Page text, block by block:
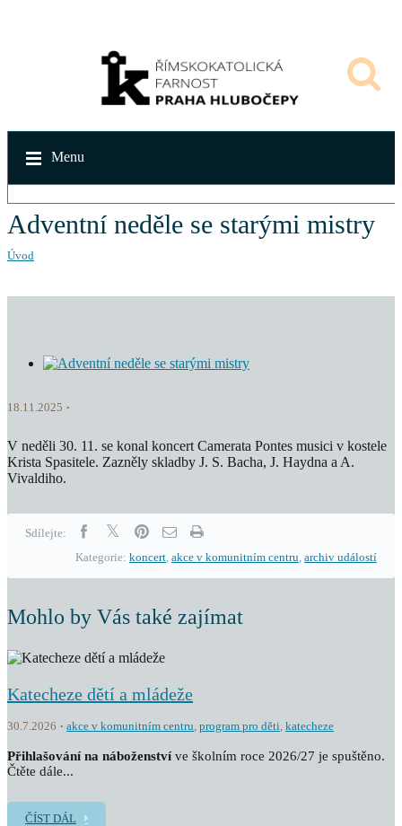
Menu
Adventní neděle se starými mistry
Úvod
18.11.2025
V neděli 30. 11. se konal koncert Camerata Pontes musici v kostele
Krista Spasitele. Zazněly skladby J. S. Bacha, J. Haydna a A.
Vivaldiho.
Sdílejte:
Kategorie: koncert, akce v komunitním centru, archiv událostí
Mohlo by Vás také zajímat
Katecheze dětí a mládeže
30.7.2026 akce v komunitním centru, program pro děti, katecheze
Přihlašování na náboženstvíve školním roce 2026/27 je spuštěno.
Čtěte dále...
ČÍST DÁL